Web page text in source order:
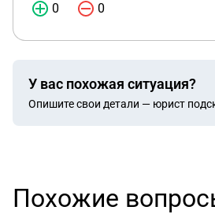
0 0
У вас похожая ситуация?
Опишите свои детали — юрист
Похожие